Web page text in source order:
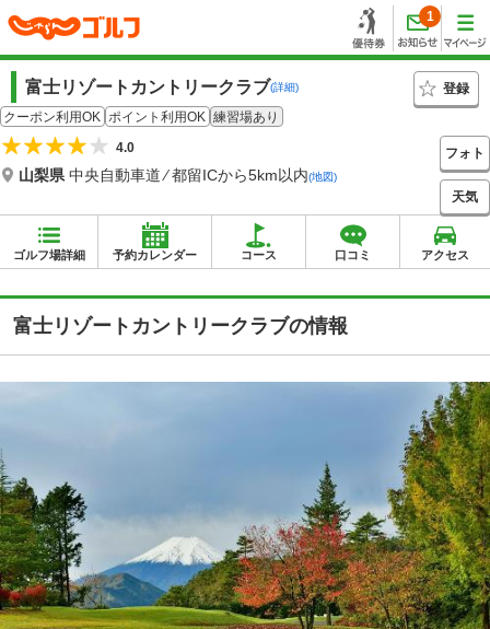
1
富士リゾートカントリークラブ(詳細)
登録
クーポン利用OK ポイント利用OK 練習場あり
4.0
山梨県 中央自動車道 ⁄ 都留ICから5km以内(地図)
フォト
天気
ゴルフ場詳細 予約カレンダー コース 口コミ アクセス
富士リゾートカントリークラブの情報